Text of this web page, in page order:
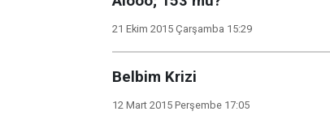
21 Ekim 2015 Çarşamba 15:29
Belbim Krizi
12 Mart 2015 Perşembe 17:05